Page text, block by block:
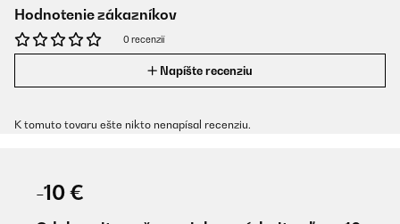
Hodnotenie zákazníkov
0 recenzií
Napíšte recenziu
K tomuto tovaru ešte nikto nenapísal recenziu.
-10 €